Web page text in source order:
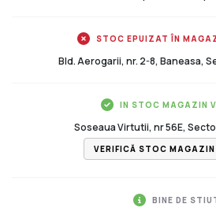
STOC EPUIZAT ÎN
Bld. Aerogarii, nr. 2-8, Baneasa,
IN STOC MAGAZIN
Soseaua Virtutii, nr 56E,
VERIFICĂ STOC
BINE DE